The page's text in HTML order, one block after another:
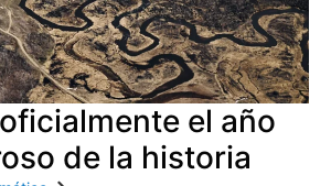
el año
de la historia